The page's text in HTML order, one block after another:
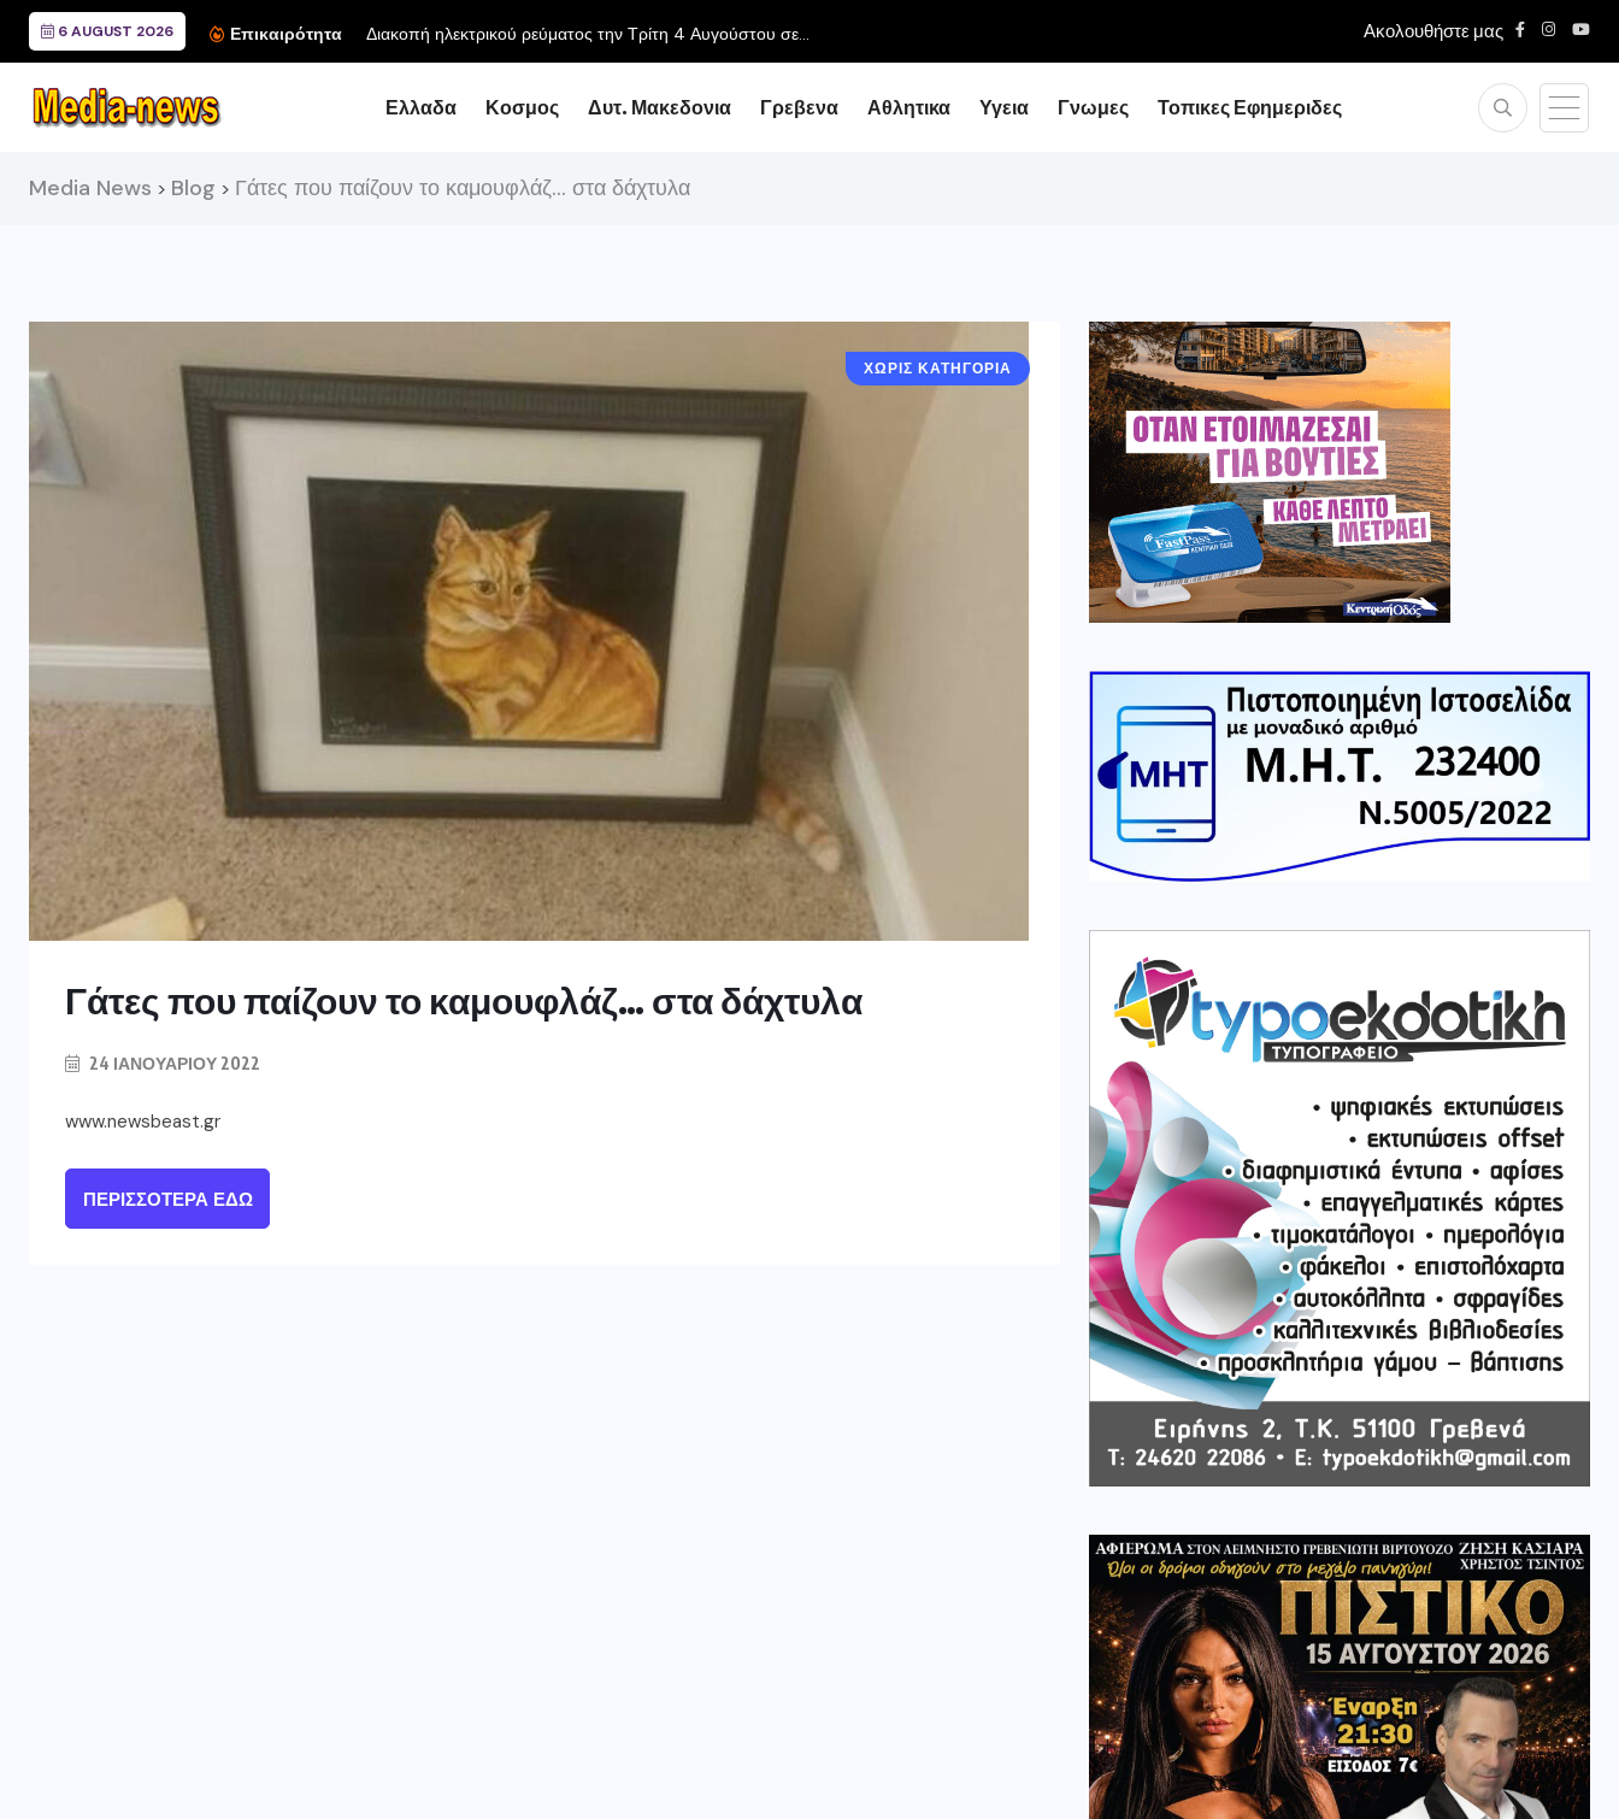
6 AUGUST 2026 Επικαιρότητα Συνάντηση του Περιφερειάρχη με τον Υφυπουργό Εθνικής Οικονομίας... Ακολουθήστε μας
Ελλαδα Κοσμος Δυτ. Μακεδονια Γρεβενα Αθλητικα Υγεια Γνωμες Τοπικες Εφημεριδες
Media News > Blog > Γάτες που παίζουν το καμουφλάζ… στα δάχτυλα
ΧΩΡΙΣ ΚΑΤΗΓΟΡΙΑ
Γάτες που παίζουν το καμουφλάζ… στα δάχτυλα
24 ΙΑΝΟΥΑΡΊΟΥ 2022
www.newsbeast.gr
ΠΕΡΙΣΣΌΤΕΡΑ ΕΔΏ